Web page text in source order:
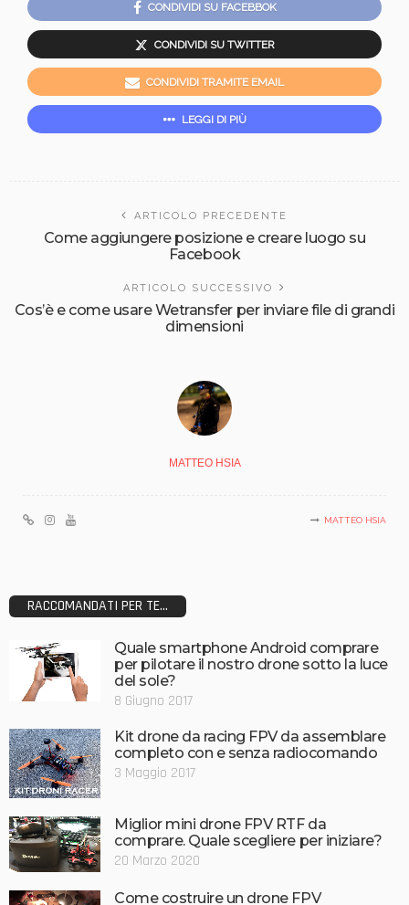
CONDIVIDI SU FACEBBOK
CONDIVIDI SU TWITTER
CONDIVIDI TRAMITE EMAIL
LEGGI DI PIÙ
ARTICOLO PRECEDENTE
Come aggiungere posizione e creare luogo su
Facebook
ARTICOLO SUCCESSIVO
Cos’è e come usare Wetransfer per inviare file di grandi
dimensioni
MATTEO HSIA
MATTEO HSIA
RACCOMANDATI PER TE...
Quale smartphone Android comprare
per pilotare il nostro drone sotto la luce
del sole?
8 Giugno 2017
Kit drone da racing FPV da assemblare
completo con e senza radiocomando
3 Maggio 2017
Miglior mini drone FPV RTF da
comprare. Quale scegliere per iniziare?
20 Marzo 2020
Come costruire un drone FPV